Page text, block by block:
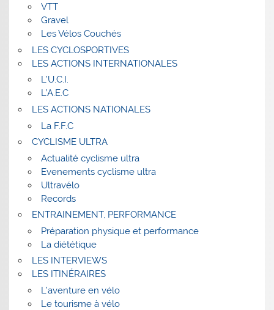
VTT
Gravel
Les Vélos Couchés
LES CYCLOSPORTIVES
LES ACTIONS INTERNATIONALES
L’U.C.I.
L’A.E.C
LES ACTIONS NATIONALES
La F.F.C
CYCLISME ULTRA
Actualité cyclisme ultra
Evenements cyclisme ultra
Ultravélo
Records
ENTRAINEMENT, PERFORMANCE
Préparation physique et performance
La diététique
LES INTERVIEWS
LES ITINÉRAIRES
L’aventure en vélo
Le tourisme à vélo